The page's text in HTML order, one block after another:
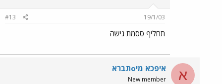
19/1/03
#13
תחליף ססמת גישה
א איפכא מיoתברא
New member